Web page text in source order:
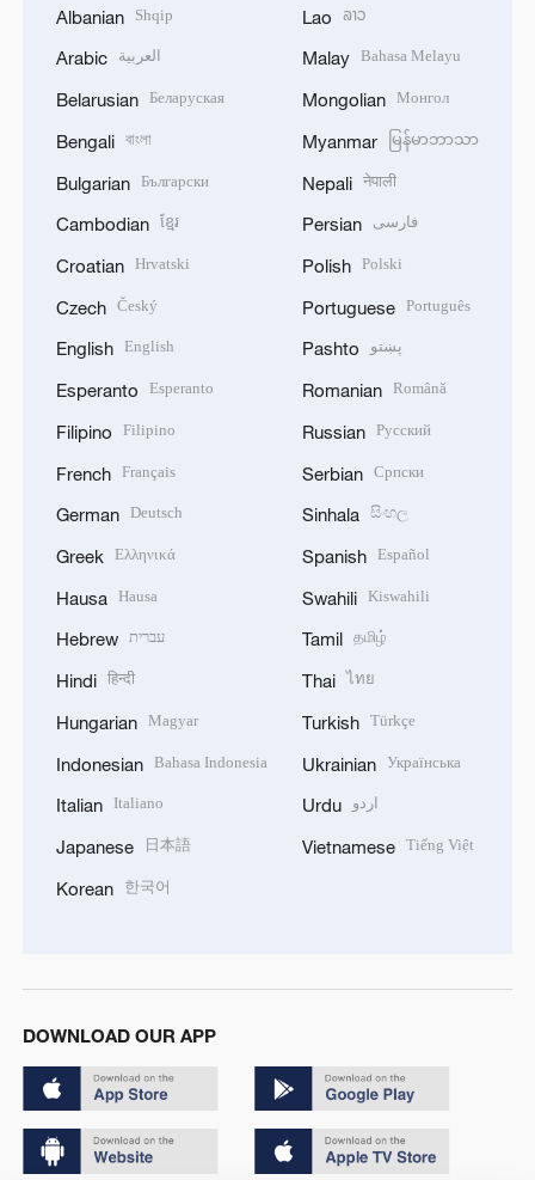
Albanian Shqip
Arabic العربية
Belarusian Беларуская
Bengali বাংলা
Bulgarian Български
Cambodian ខ្មែរ
Croatian Hrvatski
Czech Český
English English
Esperanto Esperanto
Filipino Filipino
French Français
German Deutsch
Greek Ελληνικά
Hausa Hausa
Hebrew עברית
Hindi हिन्दी
Hungarian Magyar
Indonesian Bahasa Indonesia
Italian Italiano
Japanese 日本語
Korean 한국어
Lao ລາວ
Malay Bahasa Melayu
Mongolian Монгол
Myanmar မြန်မာဘာသာ
Nepali नेपाली
Persian فارسی
Polish Polski
Portuguese Português
Pashto پښتو
Romanian Română
Russian Русский
Serbian Српски
Sinhala සිංහල
Spanish Español
Swahili Kiswahili
Tamil தமிழ்
Thai ไทย
Turkish Türkçe
Ukrainian Українська
Urdu اردو
Vietnamese Tiếng Việt
DOWNLOAD OUR APP